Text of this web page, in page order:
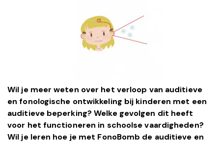
Wil je meer weten over het verloop van auditieve
en fonologische ontwikkeling bij kinderen met een
auditieve beperking? Welke gevolgen dit heeft
voor het functioneren in schoolse vaardigheden?
Wil je leren hoe je met FonoBomb de auditieve en